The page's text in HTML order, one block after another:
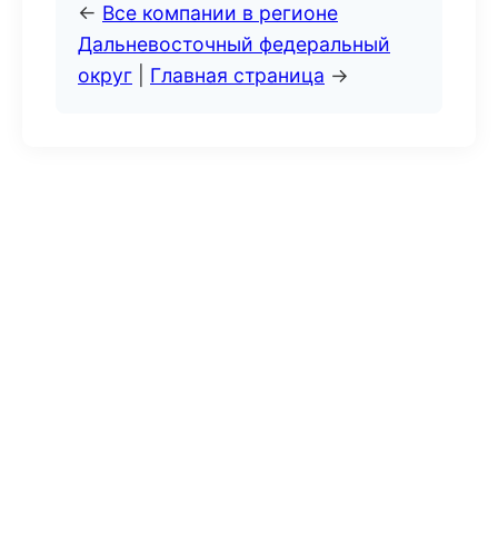
← Все компании в регионе
Дальневосточный федеральный
округ
Главная страница →